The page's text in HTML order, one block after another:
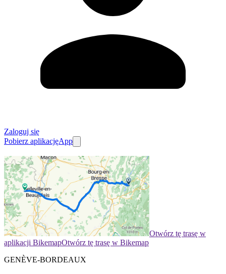
Zaloguj się
Pobierz aplikacjęApp
Otwórz tę trasę w
aplikacji BikemapOtwórz tę trasę w Bikemap
GENÈVE-BORDEAUX